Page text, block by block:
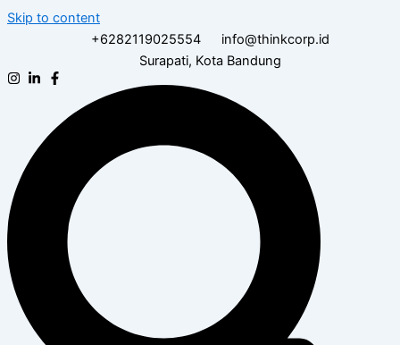
Skip to content
+6282119025554
info@thinkcorp.id
Surapati, Kota Bandung